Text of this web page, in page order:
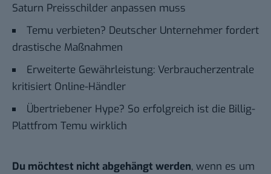
Saturn Preisschilder anpassen muss
Temu verbieten? Deutscher Unternehmer fordert
drastische Maßnahmen
Erweiterte Gewährleistung: Verbraucherzentrale
kritisiert Online-Händler
Übertriebener Hype? So erfolgreich ist die Billig-
Plattfrom Temu wirklich
Du möchtest nicht abgehängt werden, wenn es um